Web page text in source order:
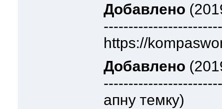
Добавлено
https://
Добавлено
апну темку)